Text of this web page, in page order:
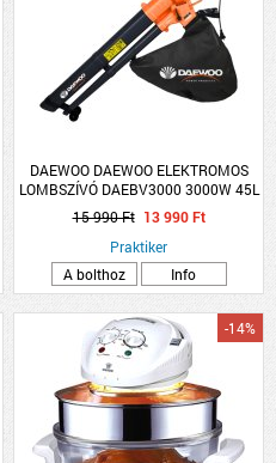
DAEWOO DAEWOO ELEKTROMOS
LOMBSZÍVÓ DAEBV3000 3000W 45L
10:1 TÖMÖRÍTÉSI ARÁNY
15 990 Ft 13 990 Ft
Praktiker
A bolthoz
Info
-14%